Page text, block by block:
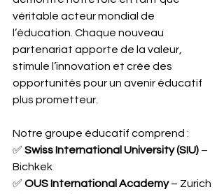
véritable acteur mondial de
l’éducation. Chaque nouveau
partenariat apporte de la valeur,
stimule l’innovation et crée des
opportunités pour un avenir éducatif
plus prometteur.
Notre groupe éducatif comprend :
✅ Swiss International University (SIU) –
Bichkek
✅ OUS International Academy – Zurich